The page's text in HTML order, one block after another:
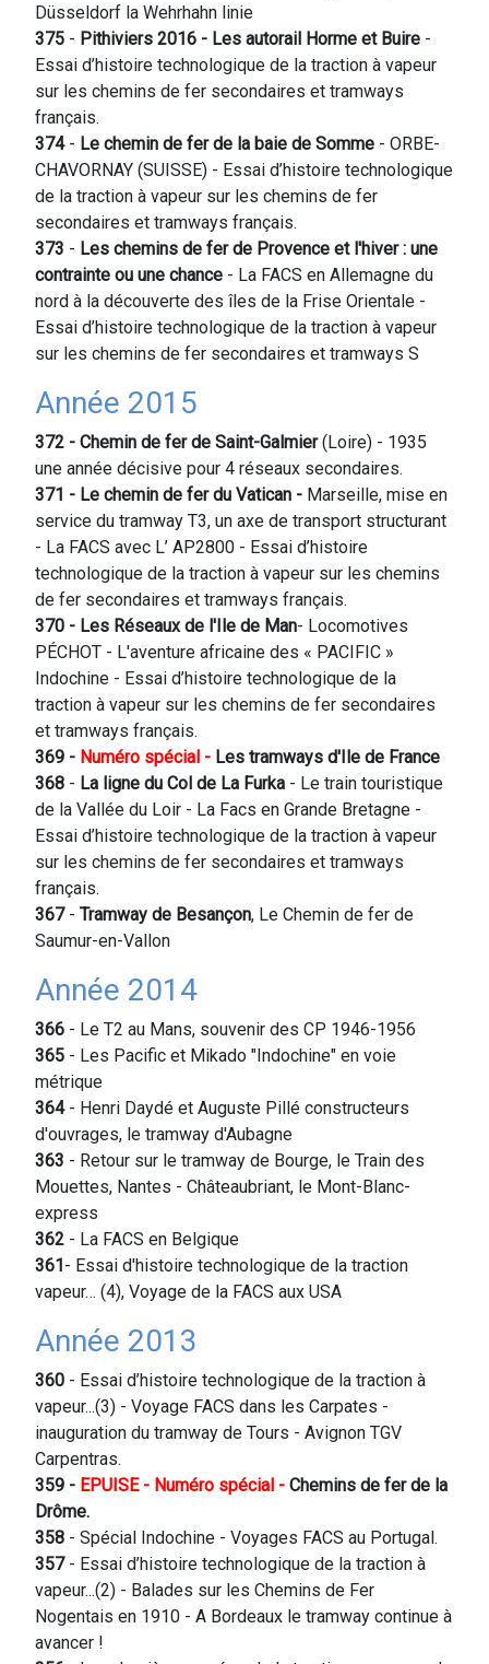
Düsseldorf la Wehrhahn linie
375 - Pithiviers 2016 - Les autorail Horme et Buire -
Essai d’histoire technologique de la traction à vapeur
sur les chemins de fer secondaires et tramways
français.
374 - Le chemin de fer de la baie de Somme - ORBE-
CHAVORNAY (SUISSE) - Essai d’histoire technologique
de la traction à vapeur sur les chemins de fer
secondaires et tramways français.
373 - Les chemins de fer de Provence et l'hiver : une
contrainte ou une chance - La FACS en Allemagne du
nord à la découverte des îles de la Frise Orientale -
Essai d’histoire technologique de la traction à vapeur
sur les chemins de fer secondaires et tramways S
Année 2015
372 - Chemin de fer de Saint-Galmier(Loire) - 1935
une année décisive pour 4 réseaux secondaires.
371 - Le chemin de fer du Vatican - Marseille, mise en
service du tramway T3, un axe de transport structurant
- La FACS avec L’ AP2800 - Essai d’histoire
technologique de la traction à vapeur sur les chemins
de fer secondaires et tramways français.
370 - Les Réseaux de l'Ile de Man- Locomotives
PÉCHOT - L'aventure africaine des « PACIFIC »
Indochine - Essai d’histoire technologique de la
traction à vapeur sur les chemins de fer secondaires
et tramways français.
369 - Numéro spécial - Les tramways d'Ile de France
368 - La ligne du Col de La Furka - Le train touristique
de la Vallée du Loir - La Facs en Grande Bretagne -
Essai d’histoire technologique de la traction à vapeur
sur les chemins de fer secondaires et tramways
français.
367- Tramway de Besançon, Le Chemin de fer de
Saumur-en-Vallon
Année 2014
366 - Le T2 au Mans, souvenir des CP 1946-1956
365 - Les Pacific et Mikado "Indochine" en voie
métrique
364 - Henri Daydé et Auguste Pillé constructeurs
d'ouvrages, le tramway d'Aubagne
363 - Retour sur le tramway de Bourge, le Train des
Mouettes, Nantes - Châteaubriant, le Mont-Blanc-
express
362 - La FACS en Belgique
361- Essai d'histoire technologique de la traction
vapeur… (4), Voyage de la FACS aux USA
Année 2013
360 - Essai d’histoire technologique de la traction à
vapeur...(3) - Voyage FACS dans les Carpates -
inauguration du tramway de Tours - Avignon TGV
Carpentras.
359 - EPUISE - Numéro spécial - Chemins de fer de la
Drôme.
358 - Spécial Indochine - Voyages FACS au Portugal.
357- Essai d’histoire technologique de la traction à
vapeur...(2) - Balades sur les Chemins de Fer
Nogentais en 1910 - A Bordeaux le tramway continue à
avancer !